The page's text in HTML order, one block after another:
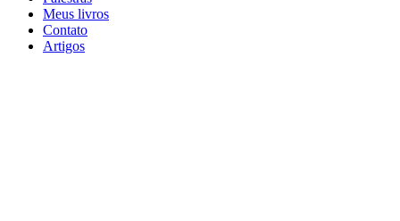
Meus livros
Contato
Artigos